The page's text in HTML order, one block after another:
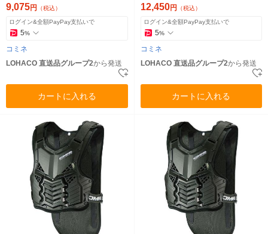
9,075円 （税込）
ログイン&全額PayPay支払いで
5%
コミネ
LOHACO 直送品グループ2から発送
カートに入れる
12,450円 （税込）
ログイン&全額PayPay支払いで
5%
コミネ
LOHACO 直送品グループ2から発送
カートに入れる